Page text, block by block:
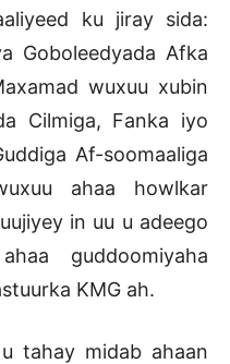
ku jiray sida:
Goboleedyada Afka
wuxuu xubin
Cilmiga, Fanka iyo
Af-soomaaliga
ahaa howlkar
in uu u adeego
guddoomiyaha
KMG ah.
tahay midab ahaan